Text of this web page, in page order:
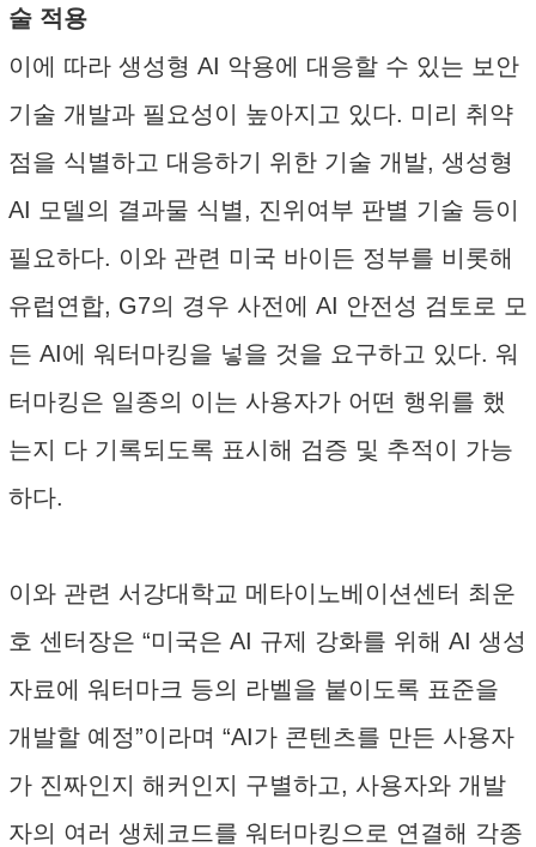
술 적용
이에 따라 생성형 AI 악용에 대응할 수 있는 보안
기술 개발과 필요성이 높아지고 있다. 미리 취약
점을 식별하고 대응하기 위한 기술 개발, 생성형
AI 모델의 결과물 식별, 진위여부 판별 기술 등이
필요하다. 이와 관련 미국 바이든 정부를 비롯해
유럽연합, G7의 경우 사전에 AI 안전성 검토로 모
든 AI에 워터마킹을 넣을 것을 요구하고 있다. 워
터마킹은 일종의 이는 사용자가 어떤 행위를 했
는지 다 기록되도록 표시해 검증 및 추적이 가능
하다.
이와 관련 서강대학교 메타이노베이션센터 최운
호 센터장은 “미국은 AI 규제 강화를 위해 AI 생성
자료에 워터마크 등의 라벨을 붙이도록 표준을
개발할 예정”이라며 “AI가 콘텐츠를 만든 사용자
가 진짜인지 해커인지 구별하고, 사용자와 개발
자의 여러 생체코드를 워터마킹으로 연결해 각종